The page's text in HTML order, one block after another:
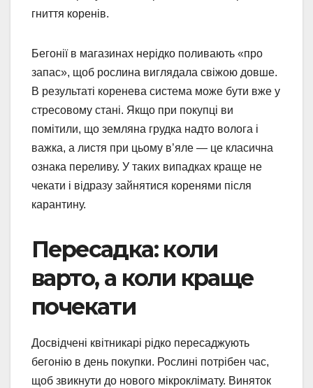
гниття коренів.
Бегонії в магазинах нерідко поливають «про
запас», щоб рослина виглядала свіжою довше.
В результаті коренева система може бути вже у
стресовому стані. Якщо при покупці ви
помітили, що земляна грудка надто волога і
важка, а листя при цьому в’яле — це класична
ознака переливу. У таких випадках краще не
чекати і відразу зайнятися коренями після
карантину.
Пересадка: коли
варто, а коли краще
почекати
Досвідчені квітникарі рідко пересаджують
бегонію в день покупки. Рослині потрібен час,
щоб звикнути до нового мікроклімату. Виняток